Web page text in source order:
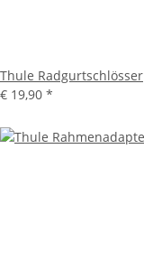
Thule Radgurtschlösser
€ 19,90 *